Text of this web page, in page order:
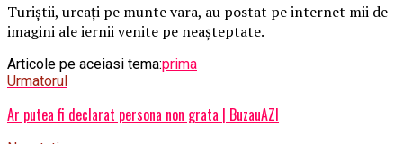
Turiştii, urcaţi pe munte vara, au postat pe internet mii de
imagini ale iernii venite pe neaşteptate.
Articole pe aceiasi tema:prima
Urmatorul
Ar putea fi declarat persona non grata | BuzauAZI